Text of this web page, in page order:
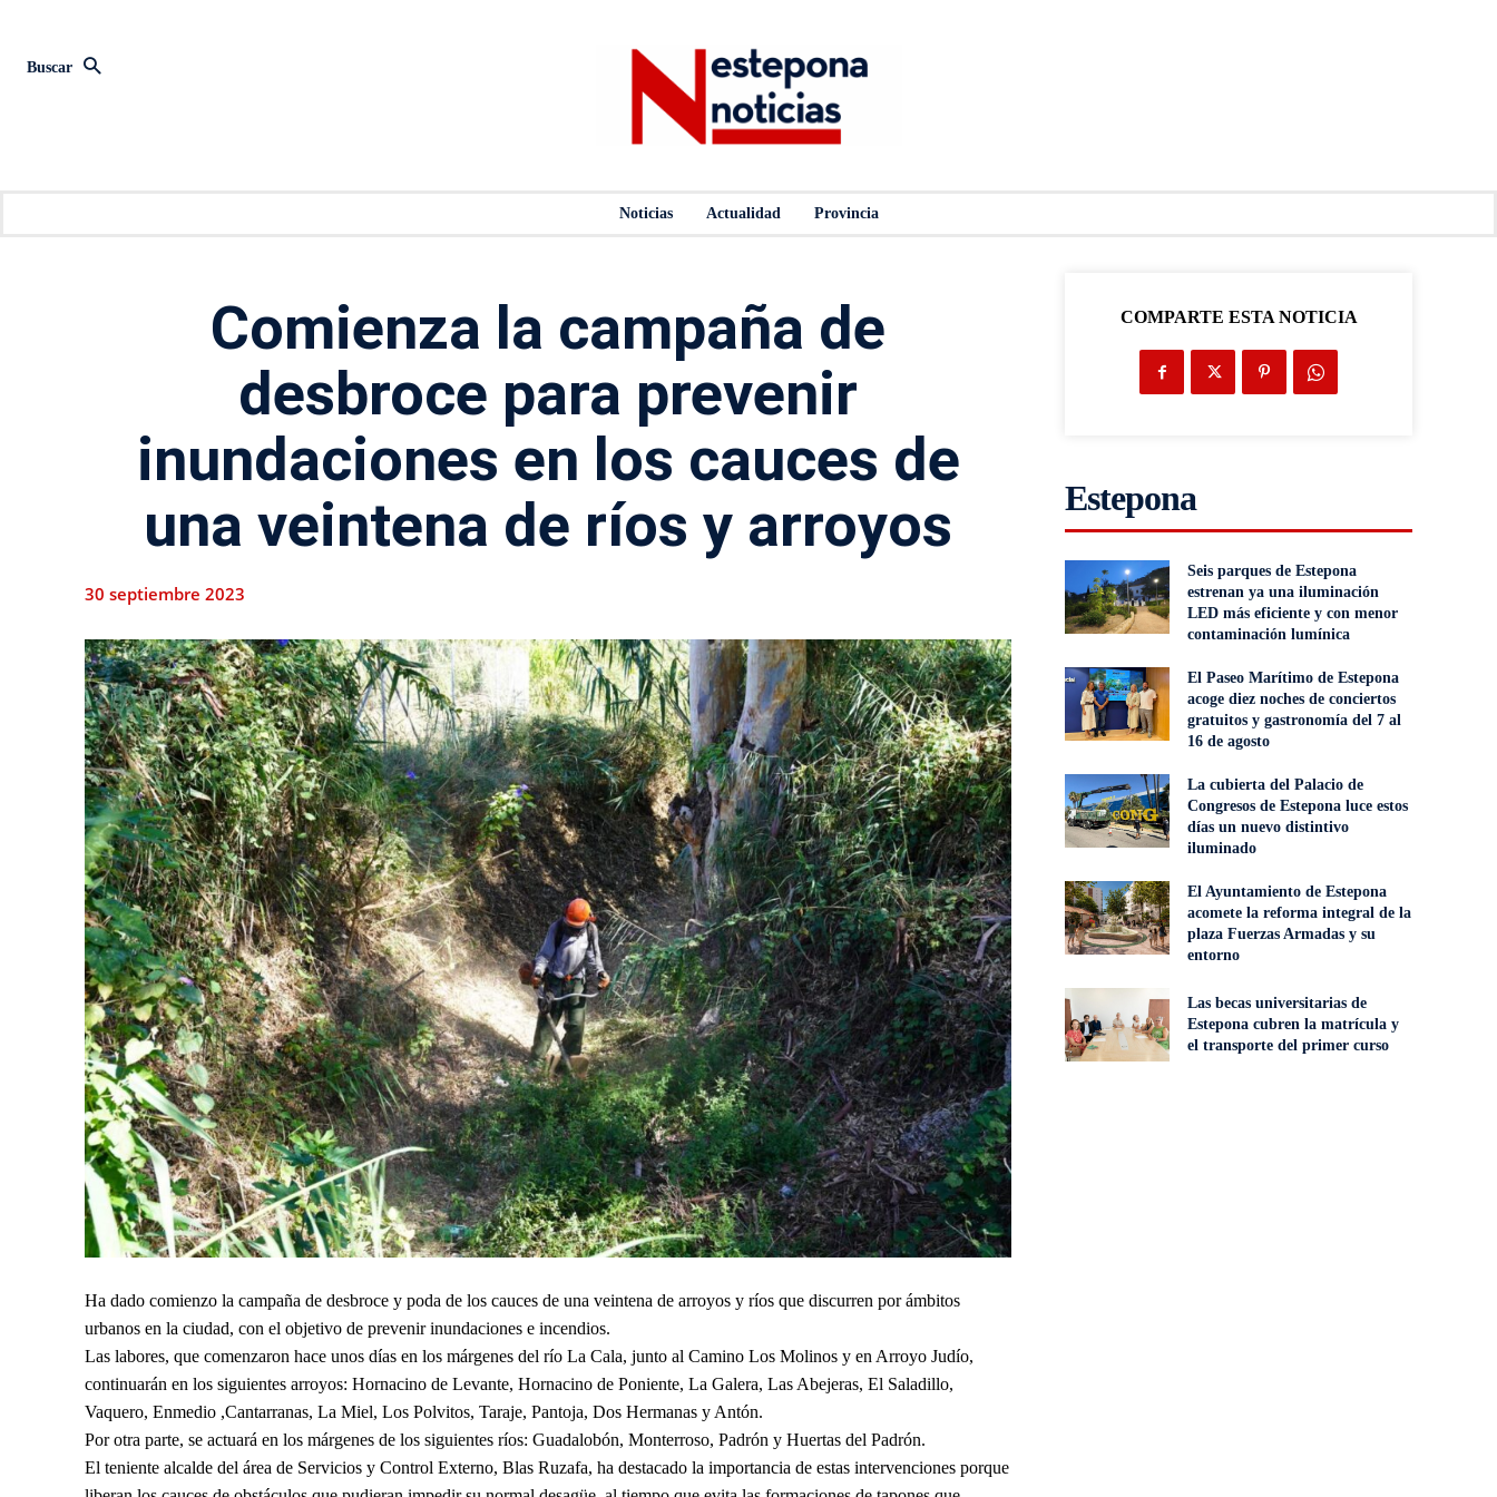
Buscar
Noticias Actualidad Provincia
Comienza la campaña de
desbroce para prevenir
inundaciones en los cauces de
una veintena de ríos y arroyos
30 septiembre 2023
Ha dado comienzo la campaña de desbroce y poda de los cauces de una veintena de arroyos y ríos que discurren por ámbitos
urbanos en la ciudad, con el objetivo de prevenir inundaciones e incendios.
Las labores, que comenzaron hace unos días en los márgenes del río La Cala, junto al Camino Los Molinos y en Arroyo Judío,
continuarán en los siguientes arroyos: Hornacino de Levante, Hornacino de Poniente, La Galera, Las Abejeras, El Saladillo,
Vaquero, Enmedio ,Cantarranas, La Miel, Los Polvitos, Taraje, Pantoja, Dos Hermanas y Antón.
Por otra parte, se actuará en los márgenes de los siguientes ríos: Guadalobón, Monterroso, Padrón y Huertas del Padrón.
El teniente alcalde del área de Servicios y Control Externo, Blas Ruzafa, ha destacado la importancia de estas intervenciones porque
COMPARTE ESTA NOTICIA
Estepona
Seis parques de Estepona
estrenan ya una iluminación
LED más eficiente y con menor
contaminación lumínica
El Paseo Marítimo de Estepona
acoge diez noches de conciertos
gratuitos y gastronomía del 7 al
16 de agosto
La cubierta del Palacio de
Congresos de Estepona luce estos
días un nuevo distintivo
iluminado
El Ayuntamiento de Estepona
acomete la reforma integral de la
plaza Fuerzas Armadas y su
entorno
Las becas universitarias de
Estepona cubren la matrícula y
el transporte del primer curso